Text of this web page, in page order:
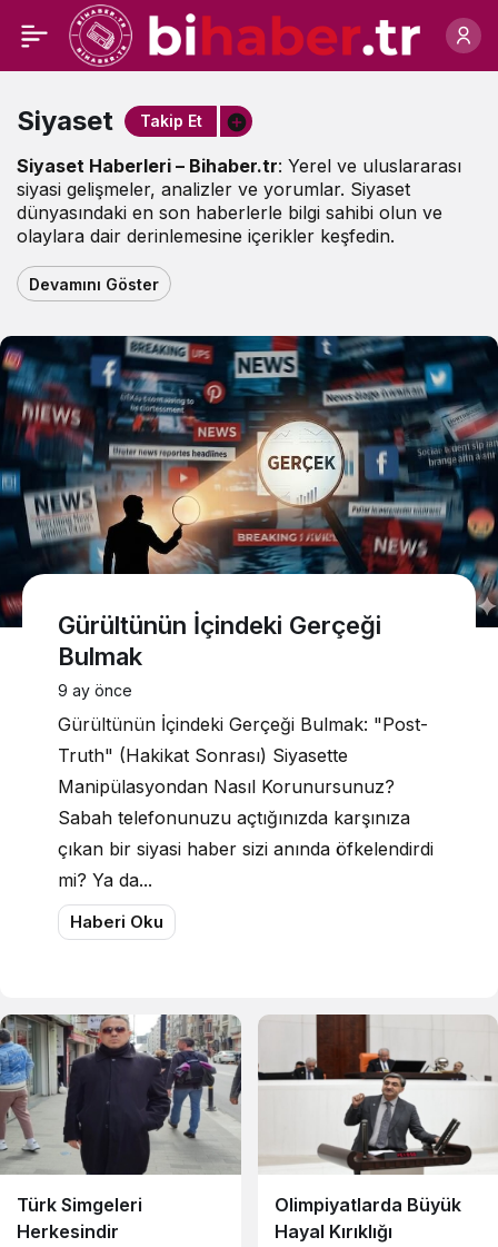
Haberleri
Siyaset Takip Et
Siyaset Haberleri – Bihaber.tr: Yerel ve uluslararası
siyasi gelişmeler, analizler ve yorumlar. Siyaset
dünyasındaki en son haberlerle bilgi sahibi olun ve
olaylara dair derinlemesine içerikler keşfedin.
Devamını Göster
Gürültünün İçindeki Gerçeği
Bulmak
9 ay önce
Gürültünün İçindeki Gerçeği Bulmak: "Post-
Truth" (Hakikat Sonrası) Siyasette
Manipülasyondan Nasıl Korunursunuz?
Sabah telefonunuzu açtığınızda karşınıza
çıkan bir siyasi haber sizi anında öfkelendirdi
mi? Ya da...
Haberi Oku
Türk Simgeleri
Herkesindir
Olimpiyatlarda Büyük
Hayal Kırıklığı